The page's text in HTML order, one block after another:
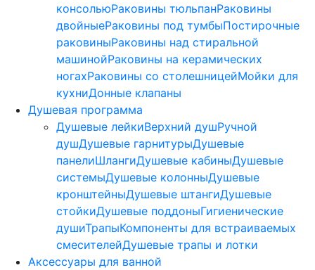
консольюРаковины тюльпанРаковины
двойныеРаковины под тумбыПостирочные
раковиныРаковины над стиральной
машинойРаковины на керамических
ногахРаковины со столешницейМойки для
кухниДонные клапаны
Душевая программа
Душевые лейкиВерхний душРучной
душДушевые гарнитурыДушевые
панелиШлангиДушевые кабиныДушевые
системыДушевые колонныДушевые
кронштейныДушевые штангиДушевые
стойкиДушевые поддоныГигиенические
душиТрапыКомпоненты для встраиваемых
смесителейДушевые трапы и лотки
Аксессуары для ванной